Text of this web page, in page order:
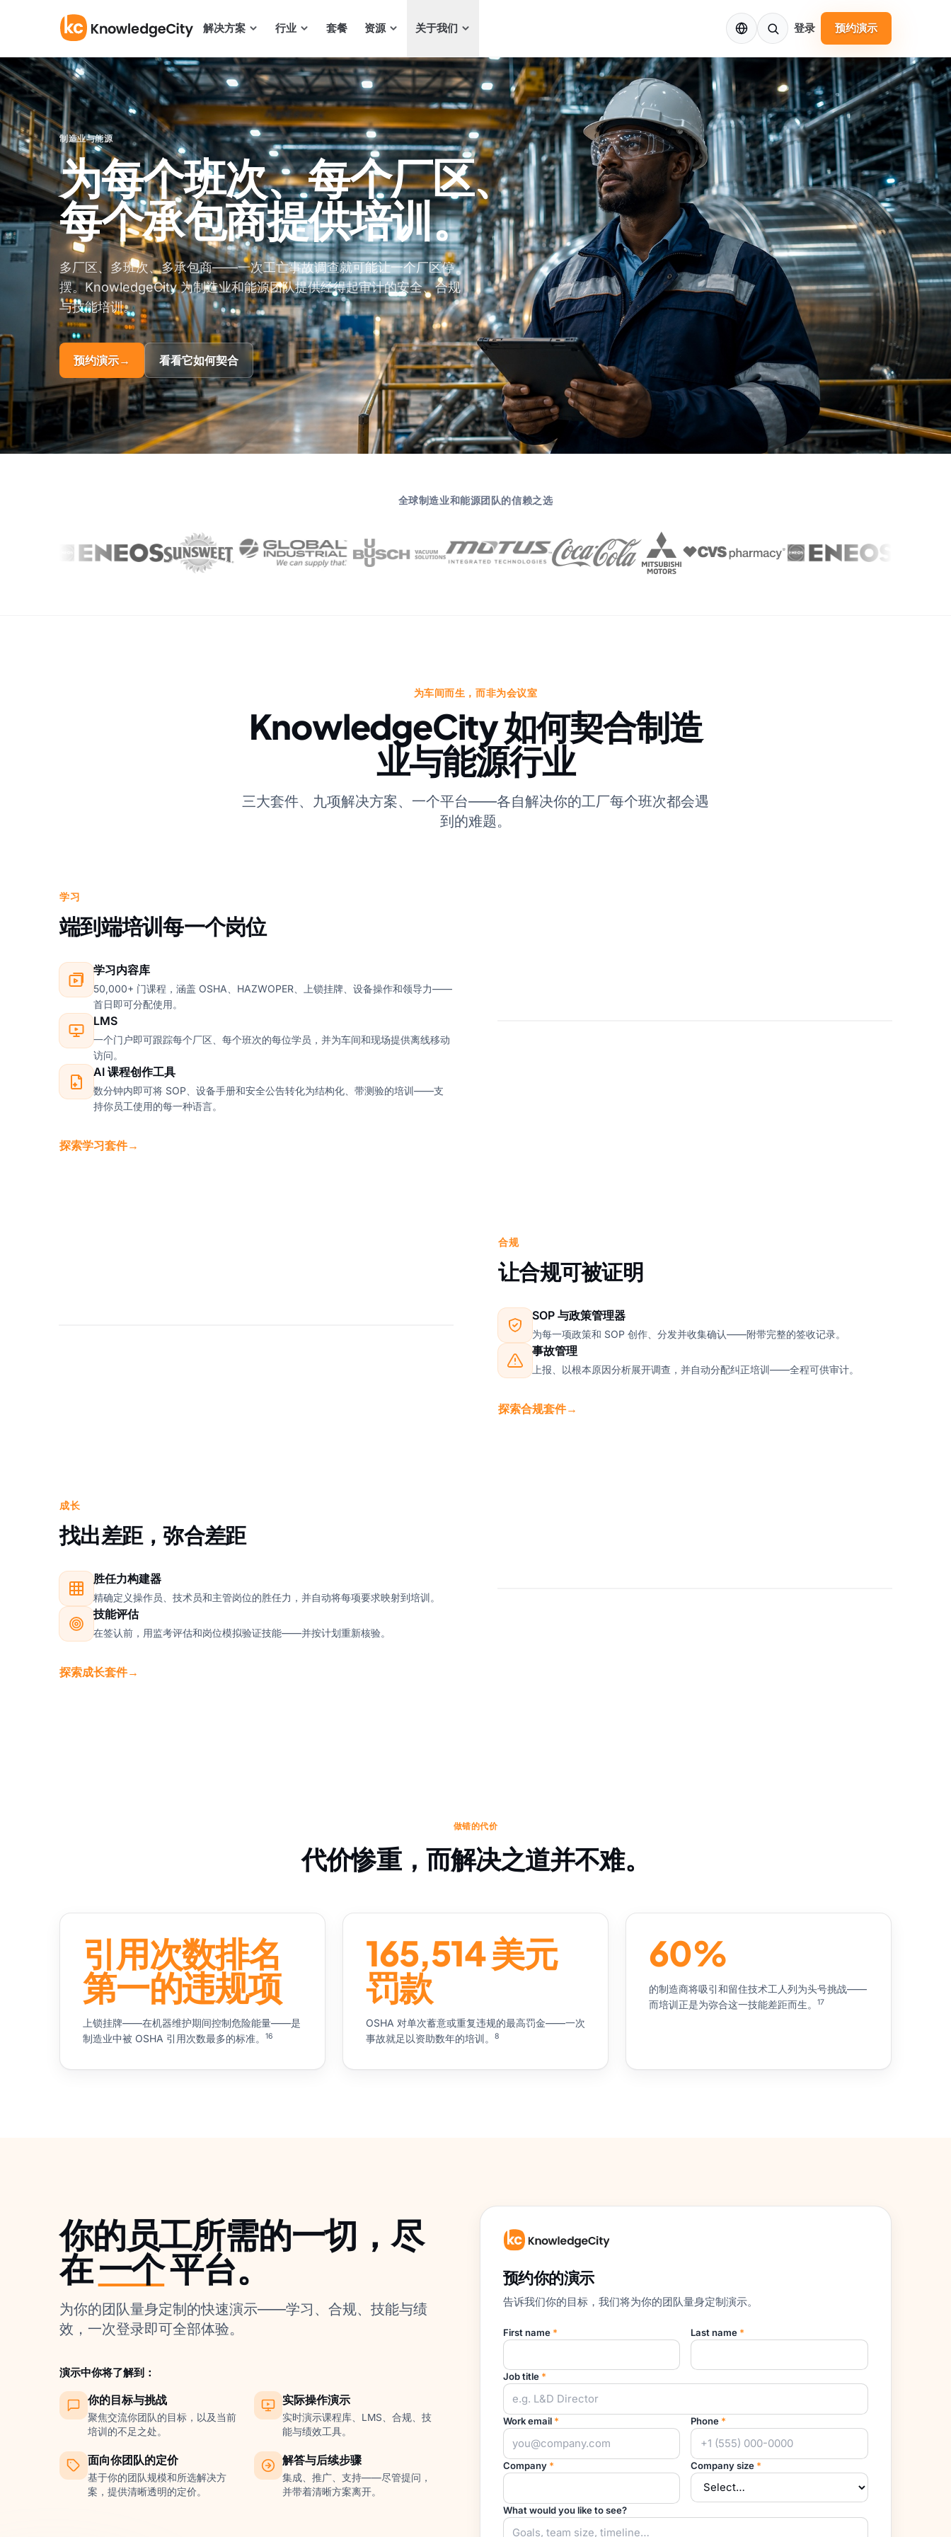
解决方案 行业 套餐 资源 关于我们 ZH 登录 预约演示
制造业与能源
为每个班次、每个厂区、
每个承包商提供培训。
多厂区、多班次、多承包商——一次工亡事故调查就可能让一个厂区停
摆。KnowledgeCity 为制造业和能源团队提供经得起审计的安全、合规
与技能培训。
预约演示→ 看看它如何契合
全球制造业和能源团队的信赖之选
为车间而生，而非为会议室
KnowledgeCity 如何契合制造
业与能源行业
三大套件、九项解决方案、一个平台——各自解决你的工厂每个班次都会遇
到的难题。
学习
端到端培训每一个岗位
学习内容库
50,000+ 门课程，涵盖 OSHA、HAZWOPER、上锁挂牌、设备操作和领导力——
首日即可分配使用。
LMS
一个门户即可跟踪每个厂区、每个班次的每位学员，并为车间和现场提供离线移动
访问。
AI 课程创作工具
数分钟内即可将 SOP、设备手册和安全公告转化为结构化、带测验的培训——支
持你员工使用的每一种语言。
探索学习套件→
合规
让合规可被证明
SOP 与政策管理器
为每一项政策和 SOP 创作、分发并收集确认——附带完整的签收记录。
事故管理
上报、以根本原因分析展开调查，并自动分配纠正培训——全程可供审计。
探索合规套件→
成长
找出差距，弥合差距
胜任力构建器
精确定义操作员、技术员和主管岗位的胜任力，并自动将每项要求映射到培训。
技能评估
在签认前，用监考评估和岗位模拟验证技能——并按计划重新核验。
探索成长套件→
做错的代价
代价惨重，而解决之道并不难。
引用次数排名
第一的违规项
上锁挂牌——在机器维护期间控制危险能量——是
制造业中被 OSHA 引用次数最多的标准。
16
165,514 美元
罚款
OSHA 对单次蓄意或重复违规的最高罚金——一次
事故就足以资助数年的培训。
8
60%
的制造商将吸引和留住技术工人列为头号挑战——
而培训正是为弥合这一技能差距而生。
17
你的员工所需的一切，尽
在一个平台。
为你的团队量身定制的快速演示——学习、合规、技能与绩
效，一次登录即可全部体验。
演示中你将了解到：
你的目标与挑战
聚焦交流你团队的目标，以及当前
培训的不足之处。
实际操作演示
实时演示课程库、LMS、合规、技
能与绩效工具。
面向你团队的定价
基于你的团队规模和所选解决方
案，提供清晰透明的定价。
解答与后续步骤
集成、推广、支持——尽管提问，
并带着清晰方案离开。
预约你的演示
告诉我们你的目标，我们将为你的团队量身定制演示。
First name * Last name *
Job title *
Work email * Phone *
Company * Company size *
What would you like to see?